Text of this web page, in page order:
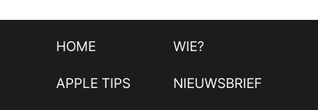
HOME WIE?
APPLE TIPS NIEUWSBRIEF